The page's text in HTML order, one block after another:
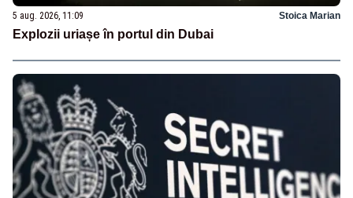
5 aug. 2026, 11:09 Stoica Marian
Explozii uriașe în portul din Dubai